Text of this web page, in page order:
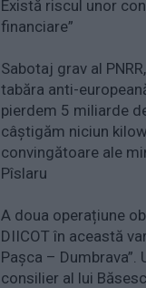
Există riscul unor
financiare”
Sabotaj grav al
tabăra anti-
pierdem 5 miliarde
câștigăm niciun
convingătoare ale
Pîslaru
A doua operațiune
DIICOT în această
Pașca – Dumbrava”.
consilier al lui